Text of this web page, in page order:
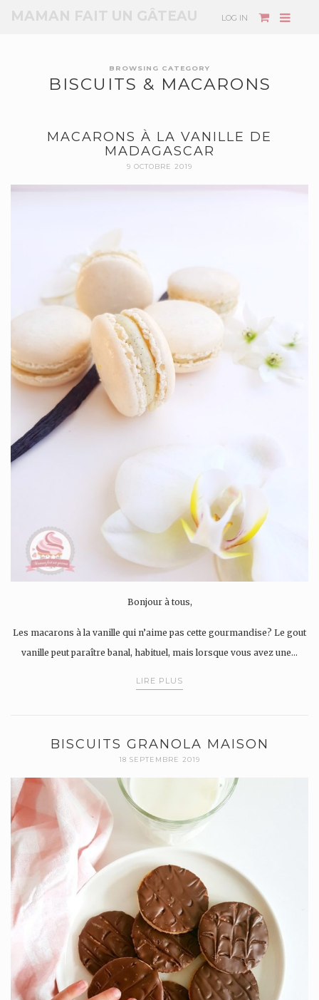
MAMAN FAIT UN GÂTEAU LOG IN
BROWSING CATEGORY
BISCUITS & MACARONS
MACARONS À LA VANILLE DE
MADAGASCAR
9 OCTOBRE 2019
Bonjour à tous,
Les macarons à la vanille qui n’aime pas cette gourmandise? Le gout
vanille peut paraître banal, habituel, mais lorsque vous avez une…
LIRE PLUS
BISCUITS GRANOLA MAISON
18 SEPTEMBRE 2019